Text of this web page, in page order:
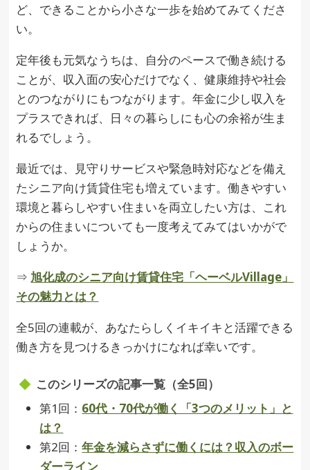
ど、できることから小さな一歩を始めてみてくださ
い。
定年後も元気なうちは、自分のペースで働き続ける
ことが、収入面の安心だけでなく、健康維持や社会
とのつながりにもつながります。年金に少し収入を
プラスできれば、日々の暮らしにも心の余裕が生ま
れるでしょう。
最近では、見守りサービスや緊急時対応などを備え
たシニア向け賃貸住宅も増えています。働きやすい
環境と暮らしやすい住まいを両立したい方は、これ
からの住まいについても一度考えてみてはいかがで
しょうか。
⇒ 旭化成のシニア向け賃貸住宅「ヘーベルVillage」
その魅力とは？
全5回の連載が、あなたらしくイキイキと活躍できる
働き方を見つけるきっかけになれば幸いです。
このシリーズの記事一覧（全5回）
第1回： 60代・70代が働く「3つのメリット」と
は？
第2回：年金を減らさずに働くには？収入のボー
ダーライン